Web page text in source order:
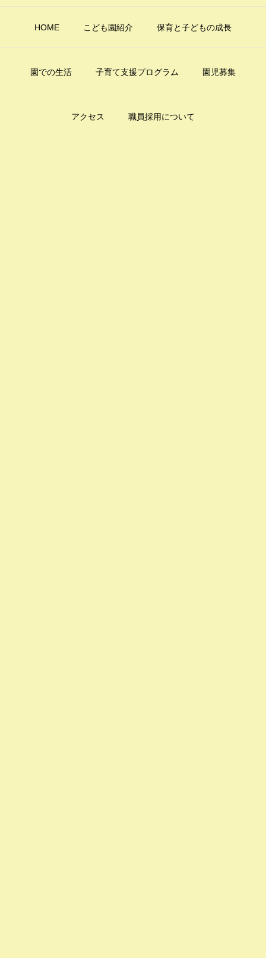
HOME こども園紹介 保育と子どもの成長
園での生活 子育て支援プログラム 園児募集
アクセス 職員採用について